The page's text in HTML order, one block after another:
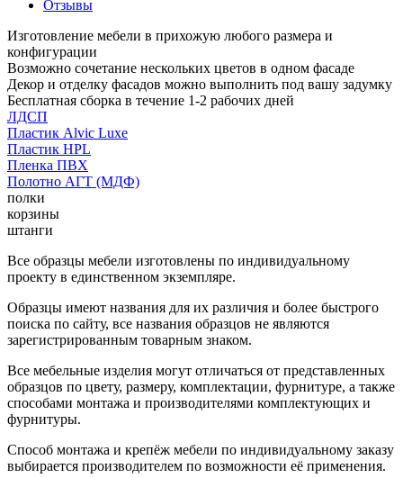
Отзывы
Изготовление мебели в прихожую любого размера и
конфигурации
Возможно сочетание нескольких цветов в одном фасаде
Декор и отделку фасадов можно выполнить под вашу задумку
Бесплатная сборка в течение 1-2 рабочих дней
ЛДСП
Пластик Alvic Luxe
Пластик HPL
Пленка ПВХ
Полотно АГТ (МДФ)
полки
корзины
штанги
Все образцы мебели изготовлены по индивидуальному
проекту в единственном экземпляре.
Образцы имеют названия для их различия и более быстрого
поиска по сайту, все названия образцов не являются
зарегистрированным товарным знаком.
Все мебельные изделия могут отличаться от представленных
образцов по цвету, размеру, комплектации, фурнитуре, а также
способами монтажа и производителями комплектующих и
фурнитуры.
Способ монтажа и крепёж мебели по индивидуальному заказу
выбирается производителем по возможности её применения.